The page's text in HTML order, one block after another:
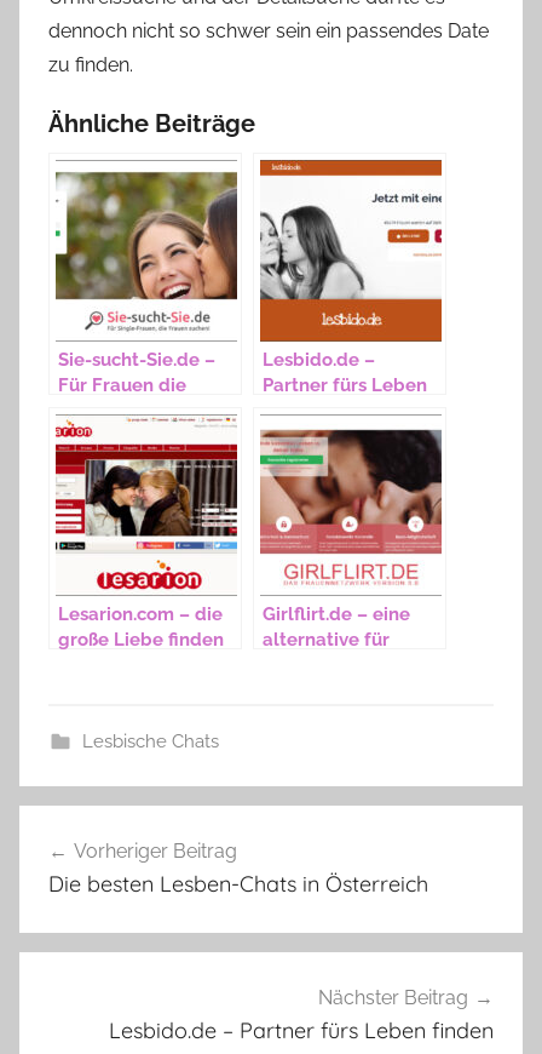
dennoch nicht so schwer sein ein passendes Date
zu finden.
Ähnliche Beiträge
Sie-sucht-Sie.de –
Für Frauen die
Frauen lieben
Lesbido.de –
Partner fürs Leben
finden
Lesarion.com – die
große Liebe finden
Girlflirt.de – eine
alternative für
Lesbische Chats
Vorheriger Beitrag
Die besten Lesben-Chats in Österreich
Nächster Beitrag
Lesbido.de – Partner fürs Leben finden